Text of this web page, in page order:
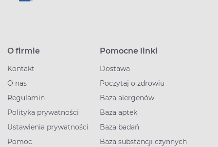
O firmie
Kontakt
O nas
Regulamin
Polityka prywatności
Ustawienia prywatności
Pomoc
Pomocne linki
Dostawa
Poczytaj o zdrowiu
Baza alergenów
Baza aptek
Baza badań
Baza substancji czynnych